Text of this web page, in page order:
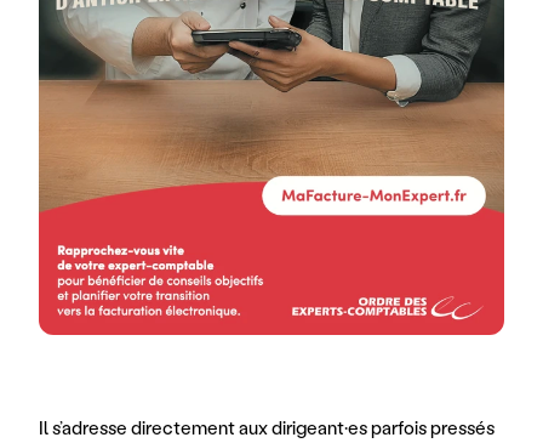
Il s’adresse directement aux dirigeant·es parfois pressés